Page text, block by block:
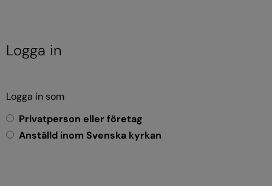
Logga in
Logga in som
Privatperson eller företag
Anställd inom Svenska kyrkan